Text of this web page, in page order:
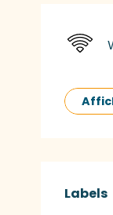
Labels
Labels